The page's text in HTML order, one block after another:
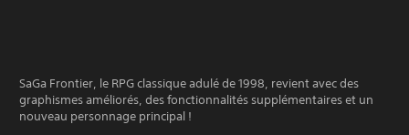
SaGa Frontier, le RPG classique adulé de 1998, revient avec des
graphismes améliorés, des fonctionnalités supplémentaires et un
nouveau personnage principal !